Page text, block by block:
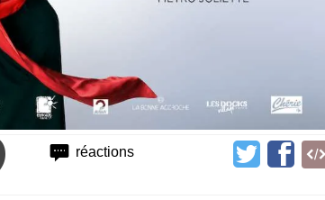
réactions